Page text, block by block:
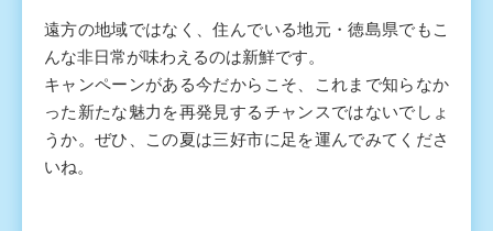
遠方の地域ではなく、住んでいる地元・徳島県でもこ
んな非日常が味わえるのは新鮮です。
キャンペーンがある今だからこそ、これまで知らなか
った新たな魅力を再発見するチャンスではないでしょ
うか。ぜひ、この夏は三好市に足を運んでみてくださ
いね。